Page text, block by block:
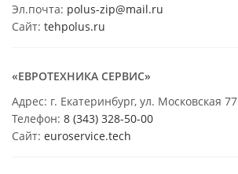
Эл.почта: polus-zip@mail.ru
Сайт: tehpolus.ru
«ЕВРОТЕХНИКА СЕРВИС»
Адрес: г. Екатеринбург, ул. Московская 77
Телефон: 8 (343) 328-50-00
Сайт: euroservice.tech